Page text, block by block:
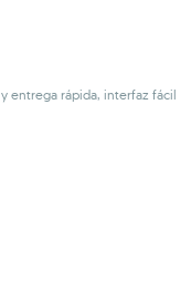
entrega rápida, interfaz fácil